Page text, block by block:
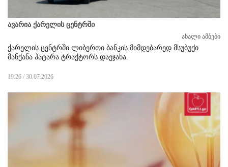
ავარია ქარელის ცენტრში
ახალი ამბები
ქარელის ცენტრში ლიბერთი ბანკის მიმდებარედ მსუბუქი
მანქანა პატარა ტრაქტორს დაეჯახა.
19:26 / 30.07.2026